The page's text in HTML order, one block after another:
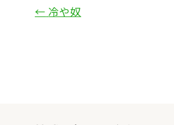
← 冷や奴